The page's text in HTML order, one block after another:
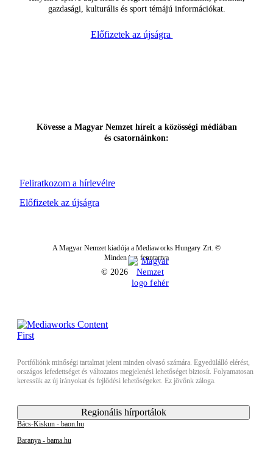
gazdasági, kulturális és sport témájú információkat.
Előfizetek az újságra
Feliratkozom a hírlevélre
Kövesse a Magyar Nemzet híreit a közösségi médiában
és csatornáinkon:
Előfizetek az újságra
A Magyar Nemzet kiadója a Mediaworks Hungary Zrt. ©
Minden jog fenntartva
© 2026
Portfóliónk minőségi tartalmat jelent minden olvasó számára. Egyedülálló elérést,
országos lefedettséget és változatos megjelenési lehetőséget biztosít. Folyamatosan
keressük az új irányokat és fejlődési lehetőségeket. Ez jövőnk záloga.
Regionális hírportálok
Bács-Kiskun - baon.hu
Baranya - bama.hu